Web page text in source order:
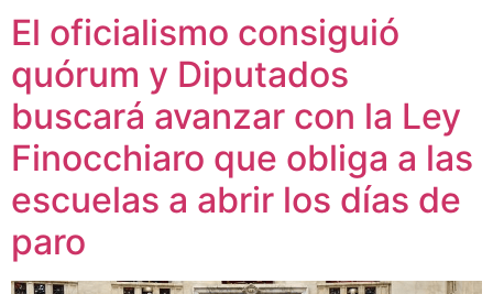
El oficialismo consiguió
quórum y Diputados
buscará avanzar con la Ley
Finocchiaro que obliga a las
escuelas a abrir los días de
paro